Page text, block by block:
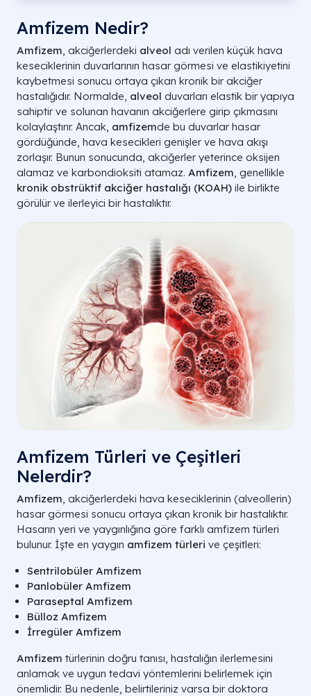
Amfizem Nedir?
Amfizem, akciğerlerdeki alveol adı verilen küçük hava
keseciklerinin duvarlarının hasar görmesi ve elastikiyetini
kaybetmesi sonucu ortaya çıkan kronik bir akciğer
hastalığıdır. Normalde, alveol duvarları elastik bir yapıya
sahiptir ve solunan havanın akciğerlere girip çıkmasını
kolaylaştırır. Ancak, amfizemde bu duvarlar hasar
gördüğünde, hava kesecikleri genişler ve hava akışı
zorlaşır. Bunun sonucunda, akciğerler yeterince oksijen
alamaz ve karbondioksiti atamaz. Amfizem, genellikle
kronik obstrüktif akciğer hastalığı (KOAH) ile birlikte
görülür ve ilerleyici bir hastalıktır.
Amfizem Türleri ve Çeşitleri
Nelerdir?
Amfizem, akciğerlerdeki hava keseciklerinin (alveollerin)
hasar görmesi sonucu ortaya çıkan kronik bir hastalıktır.
Hasarın yeri ve yaygınlığına göre farklı amfizem türleri
bulunur. İşte en yaygın amfizem türleri ve çeşitleri:
Sentrilobüler Amfizem
Panlobüler Amfizem
Paraseptal Amfizem
Bülloz Amfizem
İrregüler Amfizem
Amfizem türlerinin doğru tanısı, hastalığın ilerlemesini
anlamak ve uygun tedavi yöntemlerini belirlemek için
önemlidir. Bu nedenle, belirtileriniz varsa bir doktora